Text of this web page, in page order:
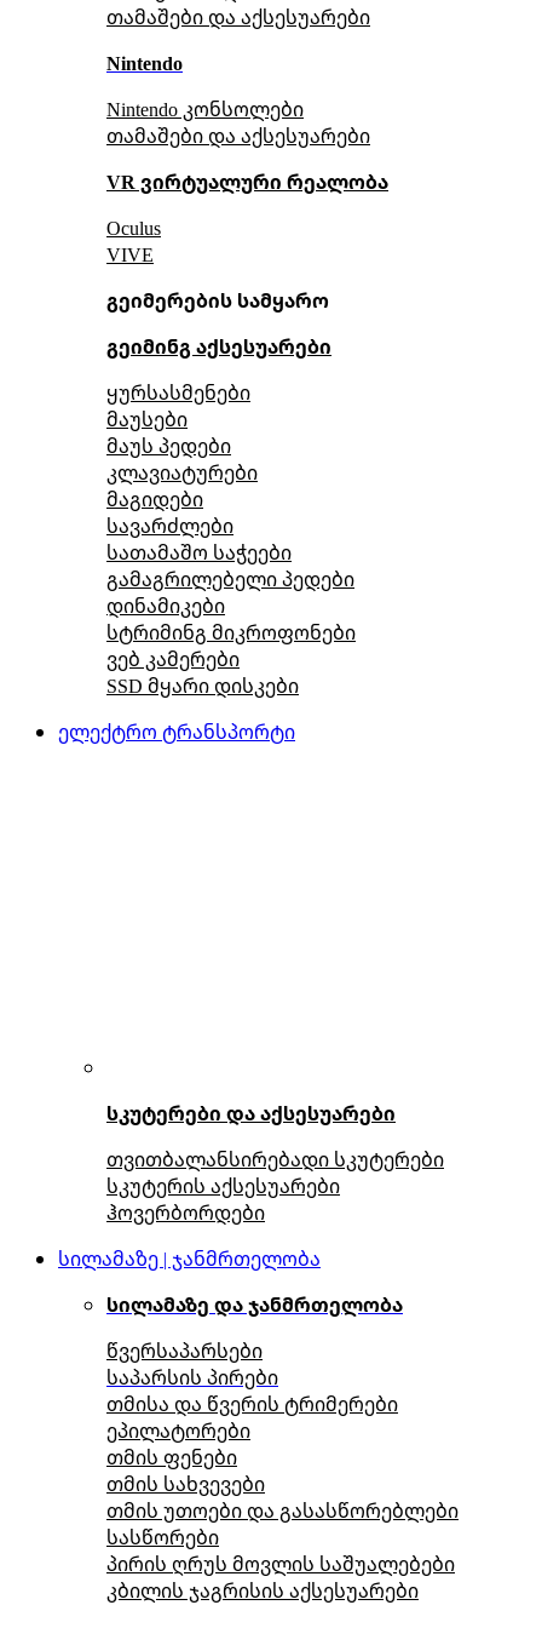
თამაშები და აქსესუარები
Nintendo
Nintendo კონსოლები
თამაშები და აქსესუარები
VR ვირტუალური რეალობა
Oculus
VIVE
გეიმერების სამყარო
გეიმინგ აქსესუარები
ყურსასმენები
მაუსები
მაუს პედები
კლავიატურები
მაგიდები
სავარძლები
სათამაშო საჭეები
გამაგრილებელი პედები
დინამიკები
სტრიმინგ მიკროფონები
ვებ კამერები
SSD მყარი დისკები
ელექტრო ტრანსპორტი
სკუტერები და აქსესუარები
თვითბალანსირებადი სკუტერები
სკუტერის აქსესუარები
ჰოვერბორდები
სილამაზე | ჯანმრთელობა
სილამაზე და ჯანმრთელობა
წვერსაპარსები
საპარსის პირები
თმისა და წვერის ტრიმერები
ეპილატორები
თმის ფენები
თმის სახვევები
თმის უთოები და გასასწორებლები
სასწორები
პირის ღრუს მოვლის საშუალებები
კბილის ჯაგრისის აქსესუარები